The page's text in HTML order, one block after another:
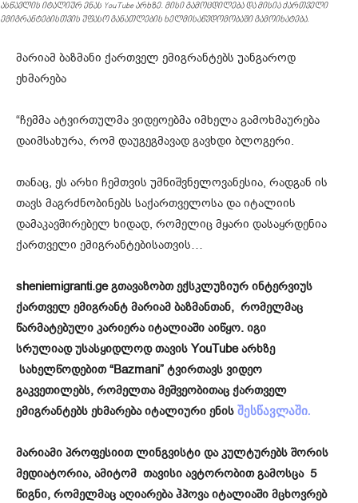
ასწავლის იტალიურ ენას YouTube არხზე. მისი გამოცდილება და მისია ქართველი
ემიგრანტებისთვის უფასო განათლების ხელმისაწვდომობაში გამოიხატება.
მარიამ ბაზმანი ქართველ ემიგრანტებს უანგაროდ
ეხმარება
“ჩემმა ატვირთულმა ვიდეოებმა იმხელა გამოხმაურება
დაიმსახურა, რომ დაუგეგმავად გავხდი ბლოგერი.
თანაც, ეს არხი ჩემთვის უმნიშვნელოვანესია, რადგან ის
თავს მაგრძნობინებს საქართველოსა და იტალიის
დამაკავშირებელ ხიდად, რომელიც მყარი დასაყრდენია
ქართველი ემიგრანტებისათვის…
sheniemigranti.ge გთავაზობთ ექსკლუზიურ ინტერვიუს
ქართველ ემიგრანტ მარიამ ბაზმანთან, რომელმაც
წარმატებული კარიერა იტალიაში აიწყო. იგი
სრულიად უსასყიდლოდ თავის YouTube არხზე
სახელწოდებით “Bazmani” ტვირთავს ვიდეო
გაკვეთილებს, რომელთა მეშვეობითაც ქართველ
ემიგრანტებს ეხმარება იტალიური ენის შესწავლაში.
მარიამი პროფესიით ლინგვისტი და კულტურებს შორის
მედიატორია, ამიტომ თავისი ავტორობით გამოსცა 5
წიგნი, რომელმაც აღიარება ჰპოვა იტალიაში მცხოვრებ